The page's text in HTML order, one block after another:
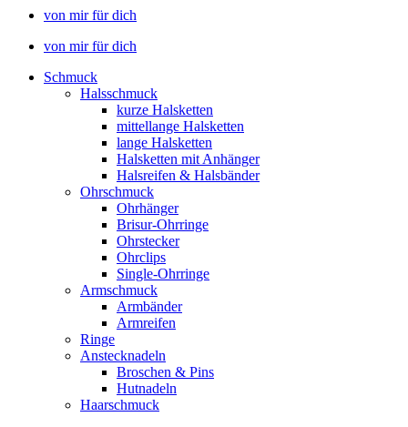
von mir für dich
von mir für dich
Schmuck
Halsschmuck
kurze Halsketten
mittellange Halsketten
lange Halsketten
Halsketten mit Anhänger
Halsreifen & Halsbänder
Ohrschmuck
Ohrhänger
Brisur-Ohrringe
Ohrstecker
Ohrclips
Single-Ohrringe
Armschmuck
Armbänder
Armreifen
Ringe
Anstecknadeln
Broschen & Pins
Hutnadeln
Haarschmuck